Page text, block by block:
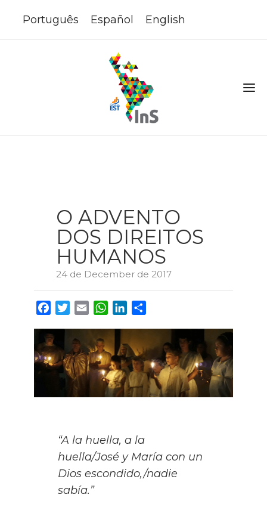
Português Español English
O ADVENTO
DOS DIREITOS
HUMANOS
24 de December de 2017
Facebook
TwitterEmailWhatsApp
LinkedIn
“A la huella, a la
huella/José y María con un
Dios escondido,/nadie
sabía.”